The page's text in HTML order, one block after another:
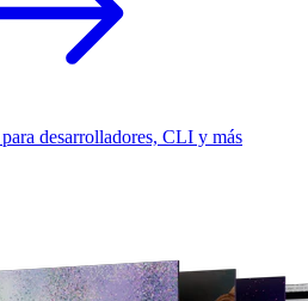
desarrolladores, CLI y más